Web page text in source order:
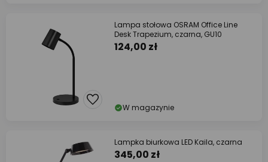
Lampa stołowa OSRAM Office Line
Desk Trapezium, czarna, GU10
124,00 zł
W magazynie
Lampka biurkowa LED Kaila, czarna
345,00 zł